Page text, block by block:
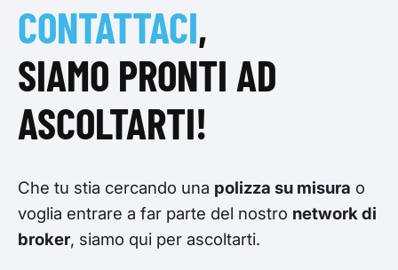
CONTATTACI,
SIAMO PRONTI AD
ASCOLTARTI!
Che tu stia cercando una polizza su misura o
voglia entrare a far parte del nostro network di
broker, siamo qui per ascoltarti.